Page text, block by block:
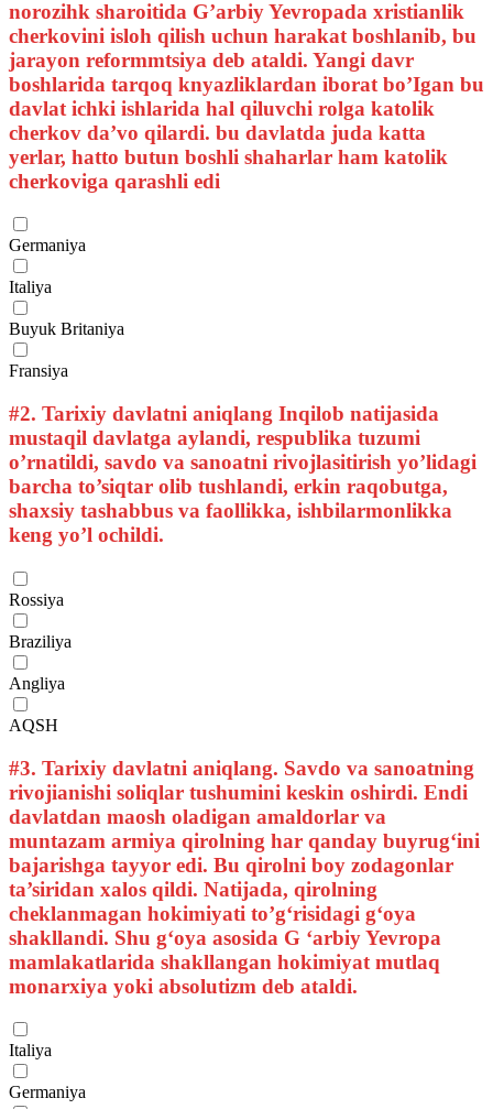
norozihk sharoitida G’arbiy Yevropada xristianlik
cherkovini isloh qilish uchun harakat boshlanib, bu
jarayon reformmtsiya deb ataldi. Yangi davr
boshlarida tarqoq knyazliklardan iborat bo’Igan bu
davlat ichki ishlarida hal qiluvchi rolga katolik
cherkov da’vo qilardi. bu davlatda juda katta
yerlar, hatto butun boshli shaharlar ham katolik
cherkoviga qarashli edi
Germaniya
Italiya
Buyuk Britaniya
Fransiya
#2. Tarixiy davlatni aniqlang Inqilob natijasida
mustaqil davlatga aylandi, respublika tuzumi
o’rnatildi, savdo va sanoatni rivojlasitirish yo’lidagi
barcha to’siqtar olib tushlandi, erkin raqobutga,
shaxsiy tashabbus va faollikka, ishbilarmonlikka
keng yo’l ochildi.
Rossiya
Braziliya
Angliya
AQSH
#3. Tarixiy davlatni aniqlang. Savdo va sanoatning
rivojianishi soliqlar tushumini keskin oshirdi. Endi
davlatdan maosh oladigan amaldorlar va
muntazam armiya qirolning har qanday buyrug‘ini
bajarishga tayyor edi. Bu qirolni boy zodagonlar
ta’siridan xalos qildi. Natijada, qirolning
cheklanmagan hokimiyati to’g‘risidagi g‘oya
shakllandi. Shu g‘oya asosida G ‘arbiy Yevropa
mamlakatlarida shakllangan hokimiyat mutlaq
monarxiya yoki absolutizm deb ataldi.
Italiya
Germaniya